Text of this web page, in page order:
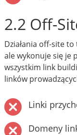
2.2 Off-
Działania off-site
ale wykonuje się je
wszystkim link
linków
Linki
Domeny